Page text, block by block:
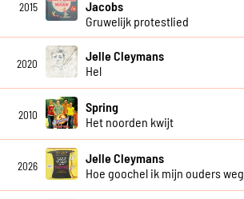
2015
Jacobs
Gruwelijk protestlied
2020
Jelle Cleymans
Hel
2010
Spring
Het noorden kwijt
2026
Jelle Cleymans
Hoe goochel ik mijn ouders weg